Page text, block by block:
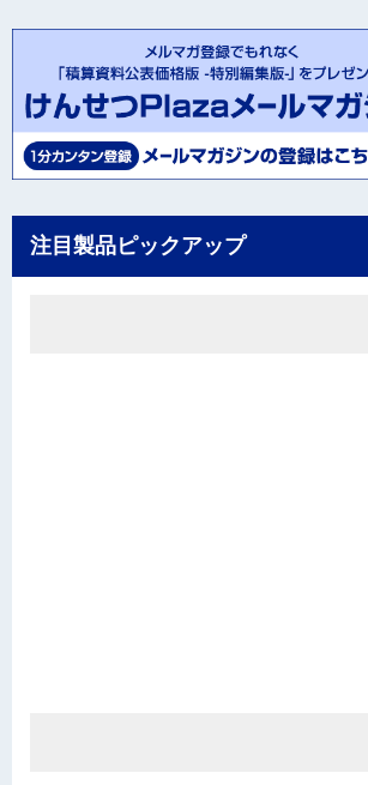
注目製品ピックアップ